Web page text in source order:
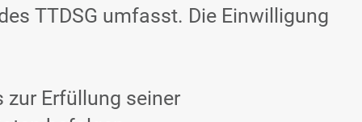
TTDSG umfasst. Die Einwilligung
zur Erfüllung seiner